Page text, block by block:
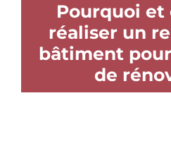
Pourquoi
réaliser un
bâtiment
de